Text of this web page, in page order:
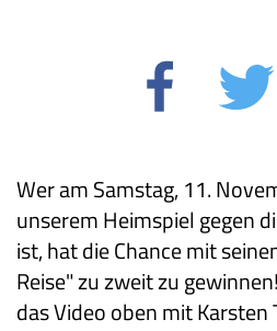
Wer am Samstag, 11.
unserem Heimspiel gegen
ist, hat die Chance mit
Reise" zu zweit zu
das Video oben mit Karsten